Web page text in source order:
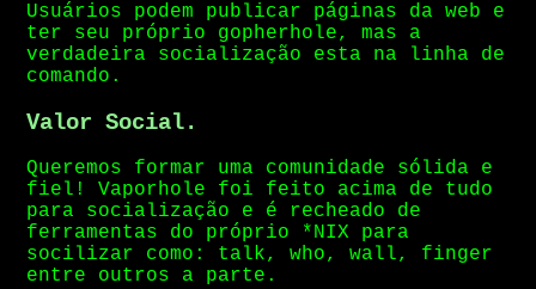
Usuários podem publicar páginas da web e
ter seu próprio gopherhole, mas a
verdadeira socialização esta na linha de
comando.
Valor Social.
Queremos formar uma comunidade sólida e
fiel! Vaporhole foi feito acima de tudo
para socialização e é recheado de
ferramentas do próprio *NIX para
socilizar como: talk, who, wall, finger
entre outros a parte.